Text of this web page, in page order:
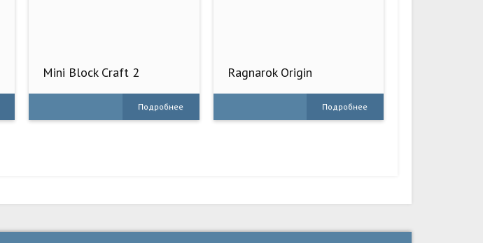
Mini Block Craft 2
Подробнее
Ragnarok Origin
Подробнее